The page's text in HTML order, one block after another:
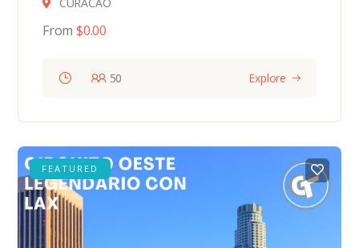
From $0.00
50 Explore
FEATURED